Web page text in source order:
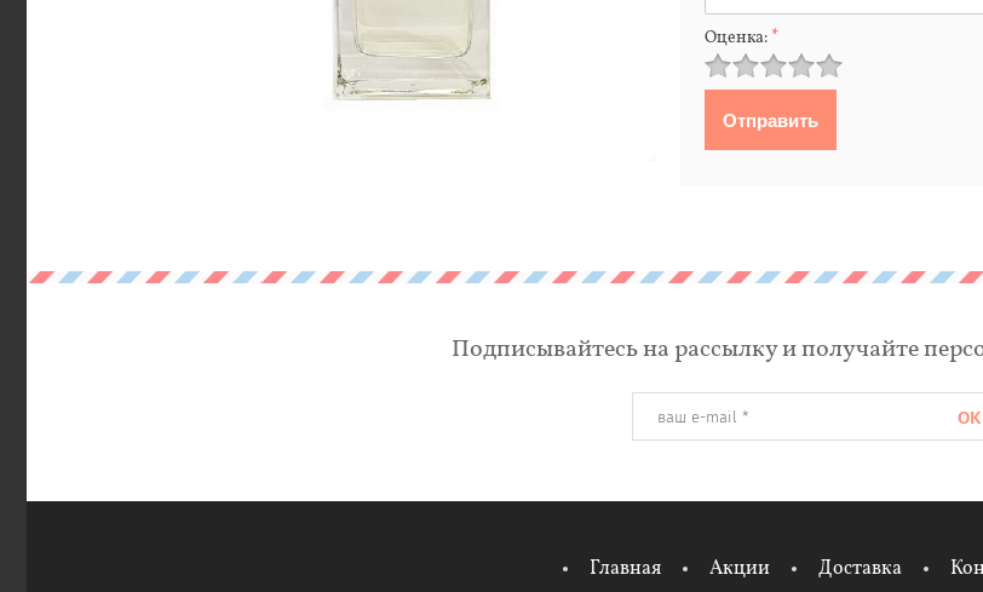
Оценка: *
Подписывайтесь на рассылку и получайте
OK
Главная Акции Доставка